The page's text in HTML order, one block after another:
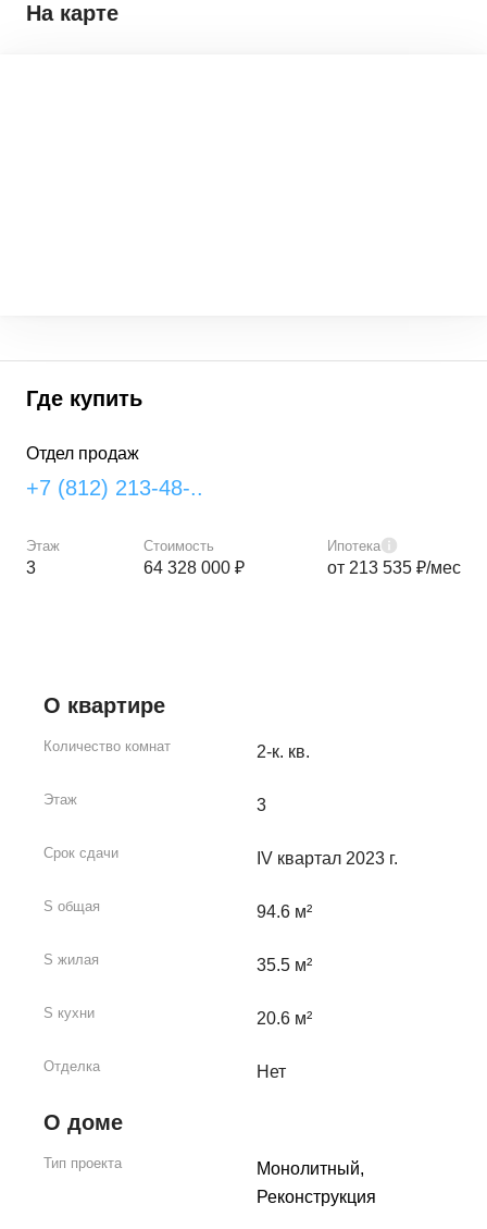
Где купить
Отдел продаж
+7 (812) 213-48-..
Этаж
3
Стоимость
64 328 000 ₽
Ипотека
от 213 535 ₽/мес
О квартире
Количество комнат 2-к. кв.
Этаж 3
Срок сдачи IV квартал 2023 г.
S общая 94.6 м²
S жилая 35.5 м²
S кухни 20.6 м²
Отделка Нет
О доме
Тип проекта
Монолитный,
Реконструкция
На карте